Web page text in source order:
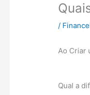
/
Ao Criar
Qual a